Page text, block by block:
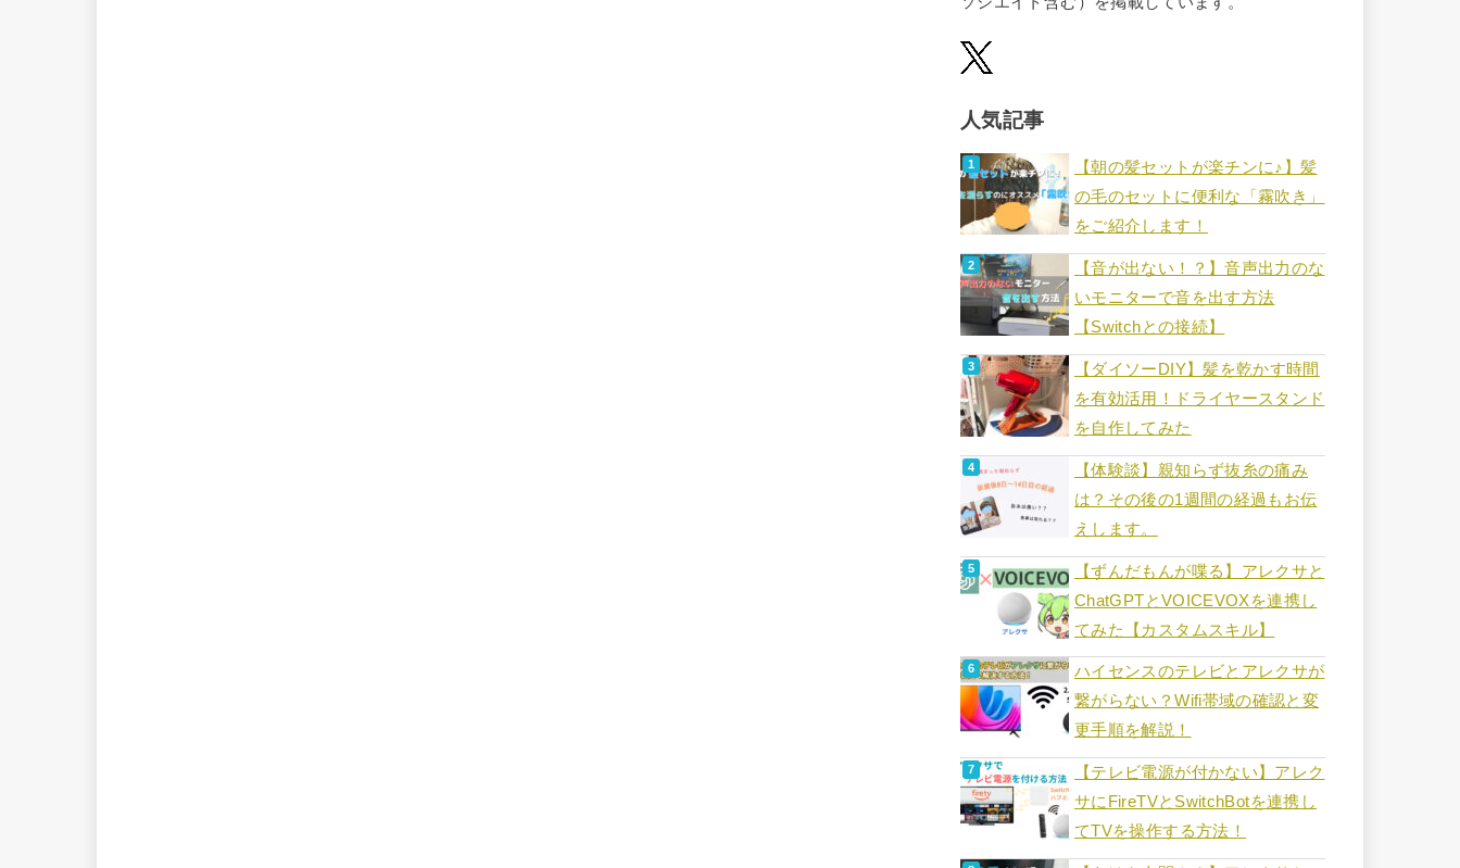
人気記事
【朝の髪セットが楽チンに♪】髪
の毛のセットに便利な「霧吹き」
をご紹介します！
【音が出ない！？】音声出力のな
いモニターで音を出す方法
【Switchとの接続】
【ダイソーDIY】髪を乾かす時間
を有効活用！ドライヤースタンド
を自作してみた
【体験談】親知らず抜糸の痛み
は？その後の1週間の経過もお伝
えします。
【ずんだもんが喋る】アレクサと
ChatGPTとVOICEVOXを連携し
てみた【カスタムスキル】
ハイセンスのテレビとアレクサが
繋がらない？Wifi帯域の確認と変
更手順を解説！
【テレビ電源が付かない】アレク
サにFireTVとSwitchBotを連携し
てTVを操作する方法！